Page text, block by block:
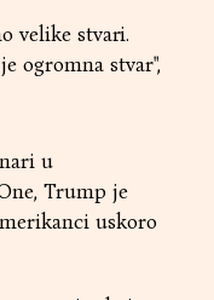
velike stvari.
ogromna stvar",
u
Trump je
uskoro